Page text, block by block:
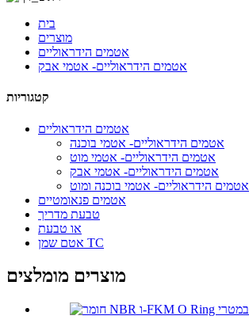
בית
מוצרים
אטמים הידראוליים
אטמים הידראוליים- אטמי אבק
קטגוריות
אטמים הידראוליים
אטמים הידראוליים- אטמי בוכנה
אטמים הידראוליים- אטמי מוט
אטמים הידראוליים- אטמי אבק
אטמים הידראוליים- אטמי בוכנה ומוט
אטמים פנאומטיים
טבעת מדריך
או טבעת
אטם שמן TC
מוצרים מומלצים